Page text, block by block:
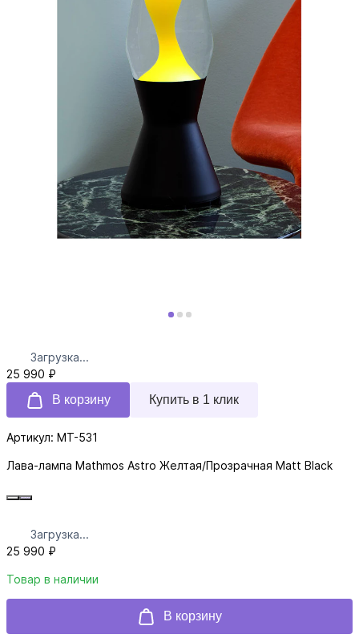
Загрузка...
25 990 ₽
В корзину
Купить в 1 клик
Артикул: MT-531
Лава-лампа Mathmos Astro Желтая/Прозрачная Matt Black
Загрузка...
25 990 ₽
Товар в наличии
В корзину